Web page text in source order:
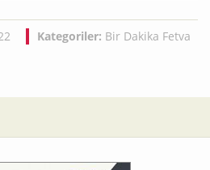
Kategoriler: Bir Dakika Fetva